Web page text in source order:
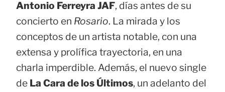
Antonio Ferreyra JAF, días antes de su
concierto en Rosario. La mirada y los
conceptos de un artista notable, con una
extensa y prolífica trayectoria, en una
charla imperdible. Además, el nuevo single
de La Cara de los Últimos, un adelanto del